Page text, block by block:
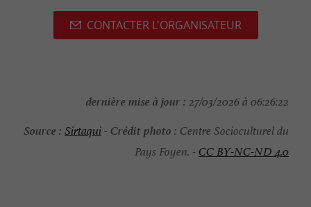
CONTACTER L'ORGANISATEUR
dernière mise à jour : 27/03/2026 à 06:26:22
Source : Sirtaqui-Crédit photo : Centre Socioculturel du
Pays Foyen. -CC BY-NC-ND 4.0